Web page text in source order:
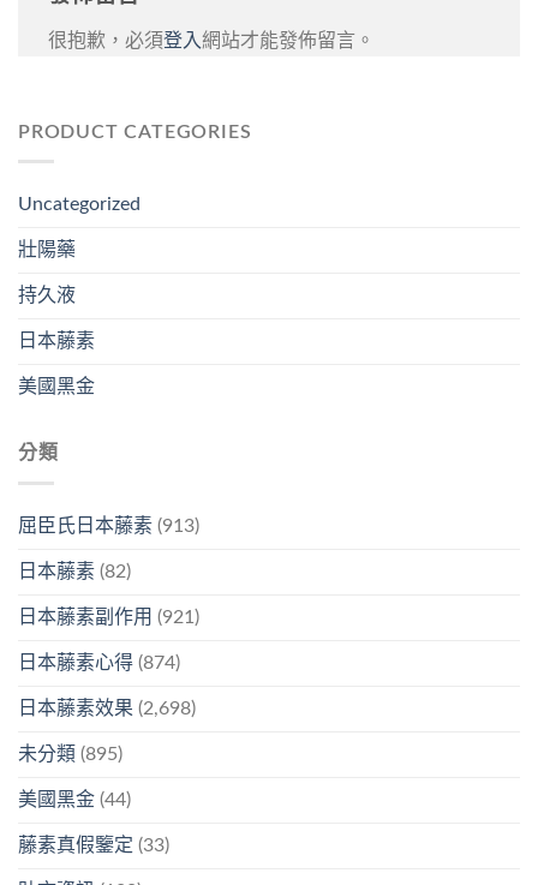
很抱歉，必須登入網站才能發佈留言。
PRODUCT CATEGORIES
Uncategorized
壯陽藥
持久液
日本藤素
美國黑金
分類
屈臣氏日本藤素 (913)
日本藤素 (82)
日本藤素副作用 (921)
日本藤素心得 (874)
日本藤素效果 (2,698)
未分類 (895)
美國黑金 (44)
藤素真假鑒定 (33)